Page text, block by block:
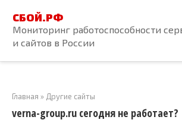
контенту
СБОЙ.РФ
Мониторинг работоспособности
и сайтов в России
Главная » Другие сайты
verna-group.ru сегодня не работает?